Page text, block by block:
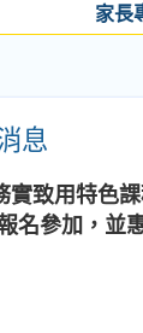
家長
息
致用特色
名參加，並